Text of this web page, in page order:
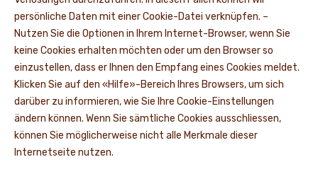
persönliche Daten mit einer Cookie-Datei verknüpfen. –
Nutzen Sie die Optionen in Ihrem Internet-Browser, wenn Sie
keine Cookies erhalten möchten oder um den Browser so
einzustellen, dass er Ihnen den Empfang eines Cookies meldet.
Klicken Sie auf den «Hilfe»-Bereich Ihres Browsers, um sich
darüber zu informieren, wie Sie Ihre Cookie-Einstellungen
ändern können. Wenn Sie sämtliche Cookies ausschliessen,
können Sie möglicherweise nicht alle Merkmale dieser
Internetseite nutzen.